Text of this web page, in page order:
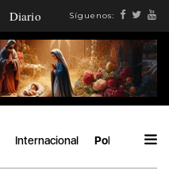
Diario Síguenos:
Internacional Política